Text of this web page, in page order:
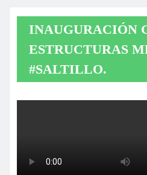
INAUGURACIÓN
ESTRUCTURAS
#SALTILLO.